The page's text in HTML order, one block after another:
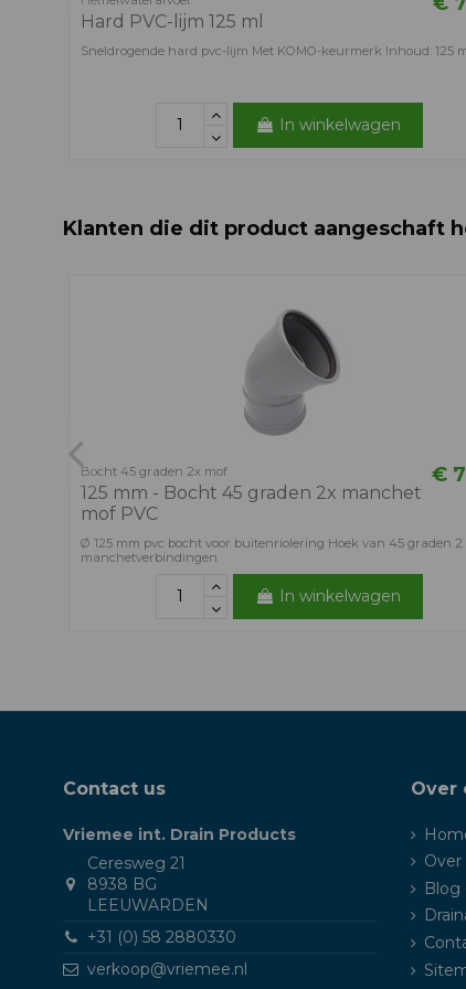
Hard PVC-lijm 125 ml
Sneldrogende hard pvc-lijm Met KOMO-keurmerk Inhoud: 125
In winkelwagen
Klanten die dit product aangeschaft
Bocht 45 graden 2x mof
125 mm - Bocht 45 graden 2x manchet
mof PVC
€
Ø 125 mm pvc bocht voor buitenriolering Hoek van 45 graden 2
manchetverbindingen
In winkelwagen
Contact us
Vriemee int. Drain Products
Ceresweg 21
8938 BG
LEEUWARDEN
+31 (0) 58 2880330
verkoop@vriemee.nl
Over
Over
Blog